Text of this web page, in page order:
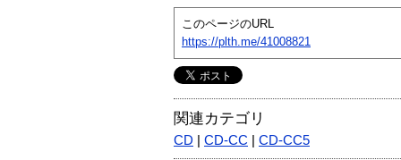
このページのURL
https://plth.me/41008821
関連カテゴリ
CD CD-CC CD-CC5